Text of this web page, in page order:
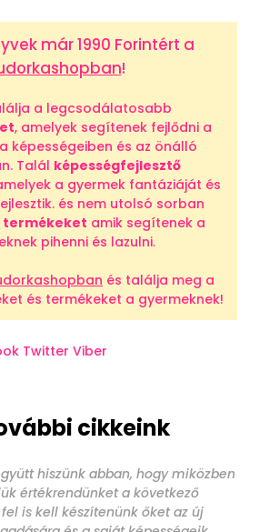
már 1990 Forintért a
!
a legcsodálatosabb
, amelyek segítenek fejlődni a
képességeiben és az önálló
Talál képességfejlesztő
a gyermek fantáziáját és
és nem utolsó sorban
amik segítenek a
pihenni és lazulni.
és találja meg a
és termékeket a gyermeknek!
Twitter Viber
cikkeink
hiszünk abban, hogy miközben
értékrendünket a következő
is kell készítenünk őket az új